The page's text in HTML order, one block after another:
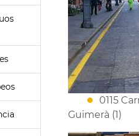
0115
Guimerà (1)